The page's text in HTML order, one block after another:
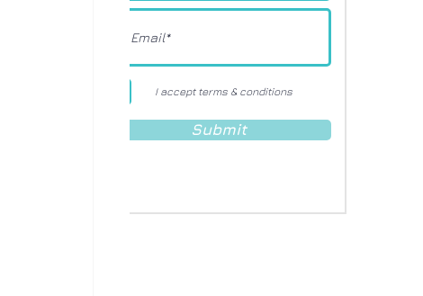
I accept terms & conditions
Submit